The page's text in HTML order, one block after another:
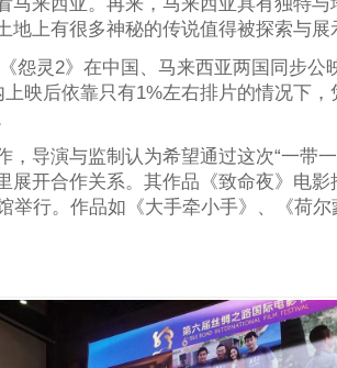
地上有很多神秘的传说值得被探索与展
怨灵2》在中国、马来西亚两国同步公
映后依靠只有1%左右排片的情况下
，导演与监制认为希望通过这次“一带
展开合作关系。其作品《致命夜》电影
举行。作品如《大手牵小手》、《荷